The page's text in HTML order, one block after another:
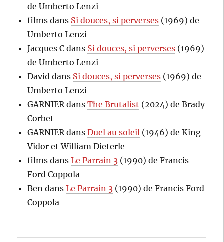
de Umberto Lenzi
films dans Si douces, si perverses (1969) de
Umberto Lenzi
Jacques C dans Si douces, si perverses (1969)
de Umberto Lenzi
David dans Si douces, si perverses (1969) de
Umberto Lenzi
GARNIERdansThe Brutalist (2024) de Brady
Corbet
GARNIERdansDuel au soleil (1946) de King
Vidor et William Dieterle
films dansLe Parrain 3 (1990) de Francis
Ford Coppola
Ben dansLe Parrain 3 (1990) de Francis Ford
Coppola